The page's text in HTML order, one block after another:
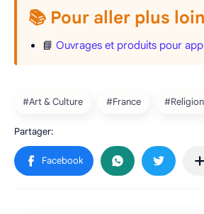
📚 Pour aller plus loin
📘 Ouvrages et produits pour